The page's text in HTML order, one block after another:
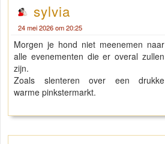
sylvia
24 mei 2026 om 20:25
Morgen je hond niet meenemen naar
alle evenementen die er overal zullen
zijn.
Zoals slenteren over een drukke
warme pinkstermarkt.